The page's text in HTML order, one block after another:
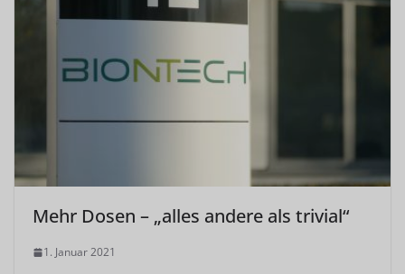
Mehr Dosen – „alles andere als trivial“
1. Januar 2021